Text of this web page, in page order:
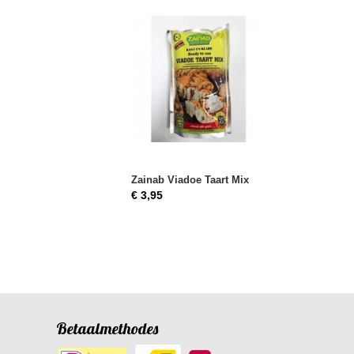
Zainab Viadoe Taart Mix
€ 3,95
Betaalmethodes